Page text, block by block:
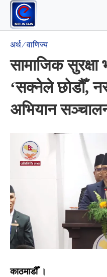
अर्थ ⁄ वाणिज्य
सामाजिक सुरक्षा
‘सक्नेले छोडौँ,
अभियान
काठमाडौँ ।